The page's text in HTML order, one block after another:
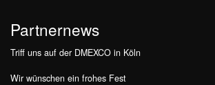
Partnernews
Triff uns auf der DMEXCO in Köln
Wir wünschen ein frohes Fest